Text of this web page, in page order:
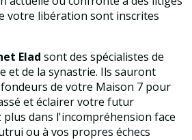
votre libération sont inscrites
Elad sont des spécialistes de
et de la synastrie. Ils sauront
de votre Maison 7 pour
et éclairer votre futur
dans l'incompréhension face
ou à vos propres échecs